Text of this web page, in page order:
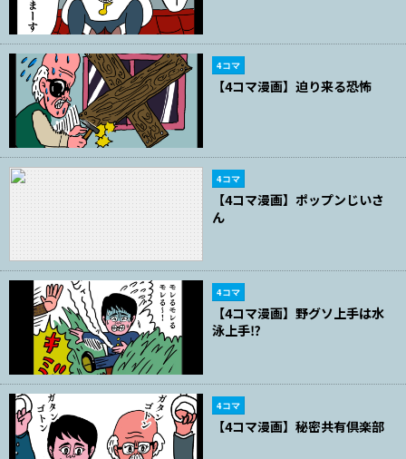
4コマ
【4コマ漫画】迫り来る恐怖
4コマ
【4コマ漫画】ポップンじいさ
ん
4コマ
【4コマ漫画】野グソ上手は水
泳上手⁉
4コマ
【4コマ漫画】秘密共有倶楽部